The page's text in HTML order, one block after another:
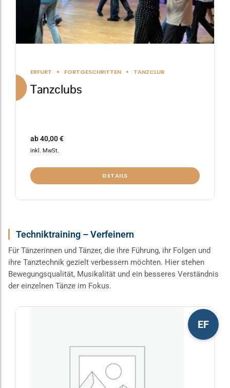
ERFURT FORTGESCHRITTEN TANZCLUB
Tanzclubs
ab40,00€
inkl. MwSt.
DETAILS
gewählt
werden
Techniktraining – Verfeinern
Für Tänzerinnen und Tänzer, die ihre Führung, ihr Folgen und
ihre Tanztechnik gezielt verbessern möchten. Hier stehen
Bewegungsqualität, Musikalität und ein besseres Verständnis
der einzelnen Tänze im Fokus.
EF